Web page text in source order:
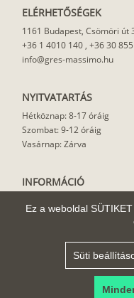
Ez a weboldal
Süti
ELÉRHETŐSÉGEK
1161 Budapest, Csömöri út
+36 1 4010 140 , +36 30
info@gres-massimo.hu
NYITVATARTÁS
Hétköznap: 8-17 óráig
Szombat: 9-12 óráig
Vasárnap: Zárva
INFORMÁCIÓ
Felhasználási javaslat